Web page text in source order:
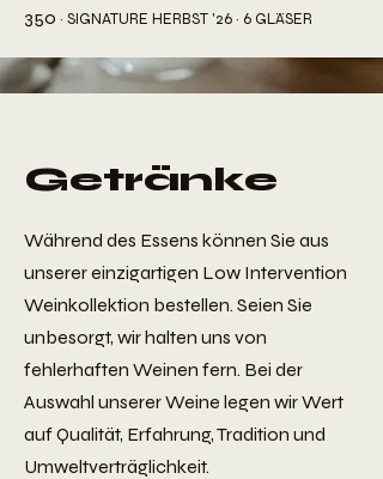
350 · SIGNATURE HERBST '26 · 6 GLÄSER
Getränke
Während des Essens können Sie aus
unserer einzigartigen Low Intervention
Weinkollektion bestellen. Seien Sie
unbesorgt, wir halten uns von
fehlerhaften Weinen fern. Bei der
Auswahl unserer Weine legen wir Wert
auf Qualität, Erfahrung, Tradition und
Umweltverträglichkeit.